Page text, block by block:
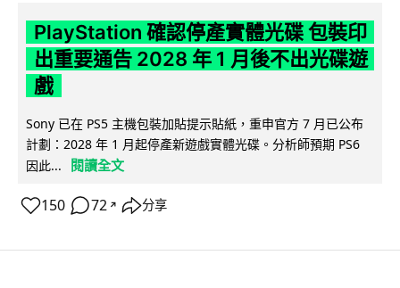
PlayStation 確認停產實體光碟 包裝印
出重要通告 2028 年 1 月後不出光碟遊
戲
Sony 已在 PS5 主機包裝加貼提示貼紙，重申官方 7 月已公布
計劃：2028 年 1 月起停產新遊戲實體光碟。分析師預期 PS6
因此...
閱讀全文
150 72 ↗ 分享